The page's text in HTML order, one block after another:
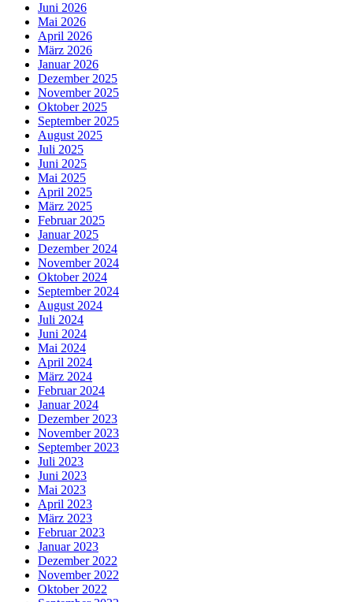
Juni 2026
Mai 2026
April 2026
März 2026
Januar 2026
Dezember 2025
November 2025
Oktober 2025
September 2025
August 2025
Juli 2025
Juni 2025
Mai 2025
April 2025
März 2025
Februar 2025
Januar 2025
Dezember 2024
November 2024
Oktober 2024
September 2024
August 2024
Juli 2024
Juni 2024
Mai 2024
April 2024
März 2024
Februar 2024
Januar 2024
Dezember 2023
November 2023
September 2023
Juli 2023
Juni 2023
Mai 2023
April 2023
März 2023
Februar 2023
Januar 2023
Dezember 2022
November 2022
Oktober 2022